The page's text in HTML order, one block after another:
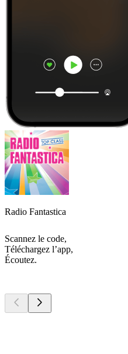
Radio Fantastica
Scannez le code,
Téléchargez l’app,
Écoutez.